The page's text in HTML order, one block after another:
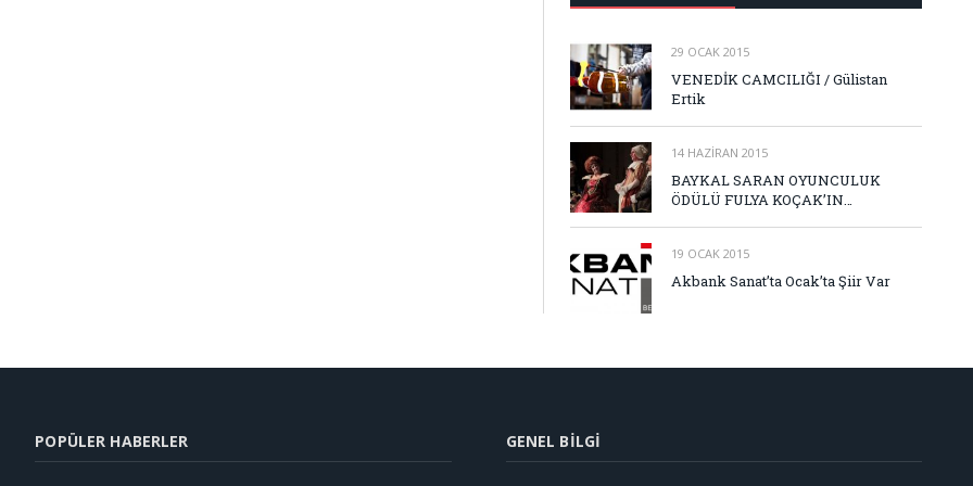
29 OCAK 2015
VENEDİK CAMCILIĞI / Gülistan
Ertik
14 HAZIRAN 2015
BAYKAL SARAN OYUNCULUK
ÖDÜLÜ FULYA KOÇAK’IN…
19 OCAK 2015
Akbank Sanat’ta Ocak’ta Şiir Var
POPÜLER HABERLER GENEL BILGI